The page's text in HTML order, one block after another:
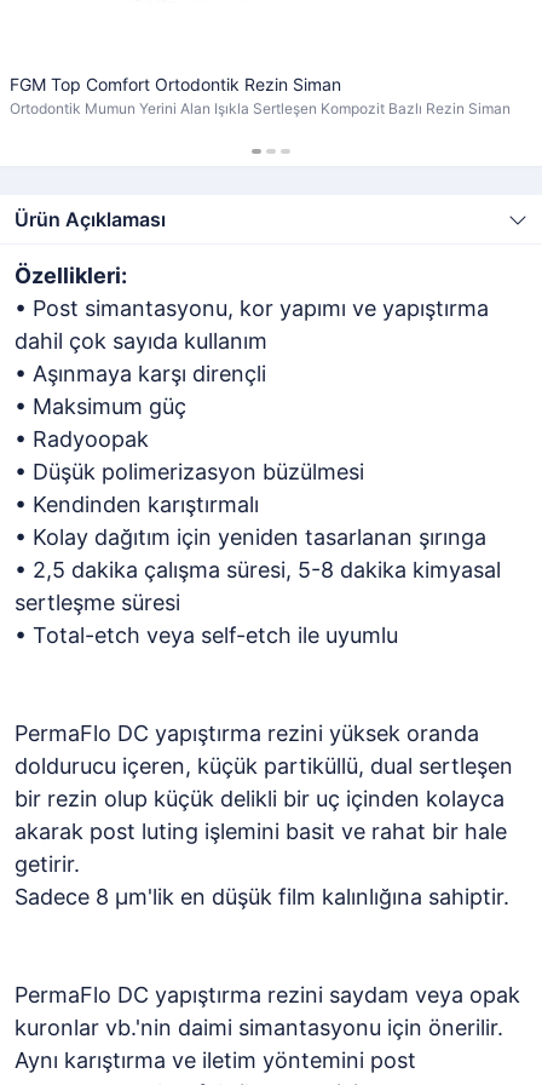
FGM Top Comfort Ortodontik Rezin Siman
Ortodontik Mumun Yerini Alan Işıkla Sertleşen Kompozit Bazlı Rezin Siman
Ürün Açıklaması
Özellikleri:
• Post simantasyonu, kor yapımı ve yapıştırma
dahil çok sayıda kullanım
• Aşınmaya karşı dirençli
• Maksimum güç
• Radyoopak
• Düşük polimerizasyon büzülmesi
• Kendinden karıştırmalı
• Kolay dağıtım için yeniden tasarlanan şırınga
• 2,5 dakika çalışma süresi, 5-8 dakika kimyasal
sertleşme süresi
• Total-etch veya self-etch ile uyumlu
PermaFlo DC yapıştırma rezini yüksek oranda
doldurucu içeren, küçük partiküllü, dual sertleşen
bir rezin olup küçük delikli bir uç içinden kolayca
akarak post luting işlemini basit ve rahat bir hale
getirir.
Sadece 8 μm'lik en düşük film kalınlığına sahiptir.
PermaFlo DC yapıştırma rezini saydam veya opak
kuronlar vb.'nin daimi simantasyonu için önerilir.
Aynı karıştırma ve iletim yöntemini post